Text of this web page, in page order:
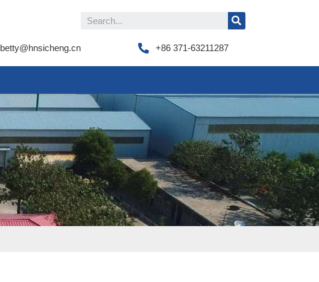
betty@hnsicheng.cn +86 371-63211287